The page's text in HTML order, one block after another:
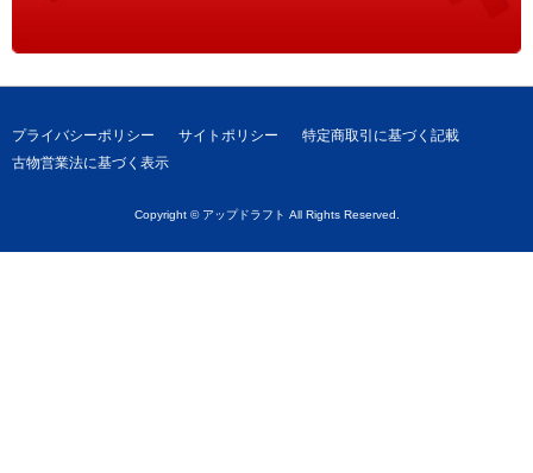
プライバシーポリシー サイトポリシー
特定商取引に基づく記載
古物営業法に基づく表示
Copyright © アップドラフト All Rights Reserved.